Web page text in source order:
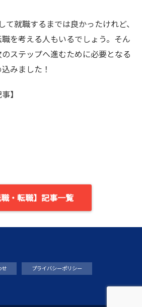
て就職するまでは良かったけれど、
を考える人もいるでしょう。そん
ステップへ進むために必要となる
みました！
】
職・転職】記事一覧
せ プライバシーポリシー